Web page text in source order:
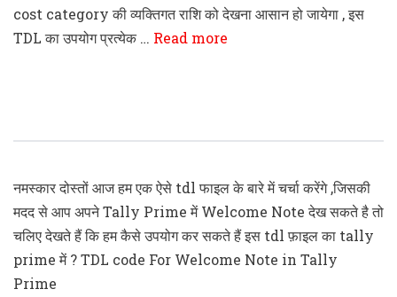
cost category की व्यक्तिगत राशि को देखना आसान हो जायेगा , इस
TDL का उपयोग प्रत्येक … Read more
नमस्कार दोस्तों आज हम एक ऐसे tdl फाइल के बारे में चर्चा करेंगे ,जिसकी
मदद से आप अपने Tally Prime में Welcome Note देख सकते है तो
चलिए देखते हैं कि हम कैसे उपयोग कर सकते हैं इस tdl फ़ाइल का tally
prime में ? TDL code For Welcome Note in Tally
Prime